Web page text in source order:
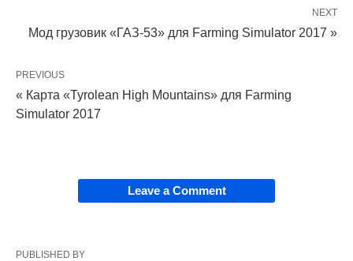
NEXT
Мод грузовик «ГАЗ-53» для Farming Simulator 2017 »
PREVIOUS
« Карта «Tyrolean High Mountains» для Farming
Simulator 2017
Leave a Comment
PUBLISHED BY